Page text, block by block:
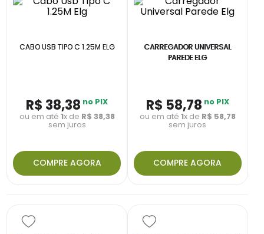
CABO USB TIPO C 1.25M ELG
R$ 38,38 no PIX
ou em até 1x de R$ 38,38
sem juros
COMPRE AGORA
CARREGADOR UNIVERSAL
PAREDE ELG
R$ 58,78 no PIX
ou em até 1x de R$ 58,78
sem juros
COMPRE AGORA